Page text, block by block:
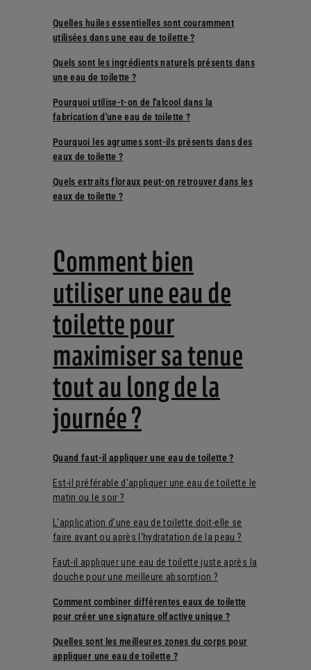
Quelles huiles essentielles sont couramment
utilisées dans une eau de toilette ?
Quels sont les ingrédients naturels présents dans
une eau de toilette ?
Pourquoi utilise-t-on de l'alcool dans la
fabrication d'une eau de toilette ?
Pourquoi les agrumes sont-ils présents dans des
eaux de toilette ?
Quels extraits floraux peut-on retrouver dans les
eaux de toilette ?
Comment bien
utiliser une eau de
toilette pour
maximiser sa tenue
tout au long de la
journée ?
Quand faut-il appliquer une eau de toilette ?
Est-il préférable d'appliquer une eau de toilette le
matin ou le soir ?
L'application d'une eau de toilette doit-elle se
faire avant ou après l'hydratation de la peau ?
Faut-il appliquer une eau de toilette juste après la
douche pour une meilleure absorption ?
Comment combiner différentes eaux de toilette
pour créer une signature olfactive unique ?
Quelles sont les meilleures zones du corps pour
appliquer une eau de toilette ?